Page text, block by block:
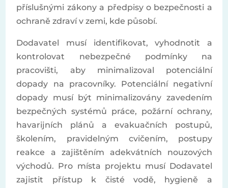
příslušnými zákony a předpisy o bezpečnosti a
ochraně zdraví v zemi, kde působí.
Dodavatel musí identifikovat, vyhodnotit a
kontrolovat nebezpečné podmínky na
pracovišti, aby minimalizoval potenciální
dopady na pracovníky. Potenciální negativní
dopady musí být minimalizovány zavedením
bezpečných systémů práce, požární ochrany,
havarijních plánů a evakuačních postupů,
školením, pravidelným cvičením, postupy
reakce a zajištěním adekvátních nouzových
východů. Pro místa projektu musí Dodavatel
zajistit přístup k čisté vodě, hygieně a